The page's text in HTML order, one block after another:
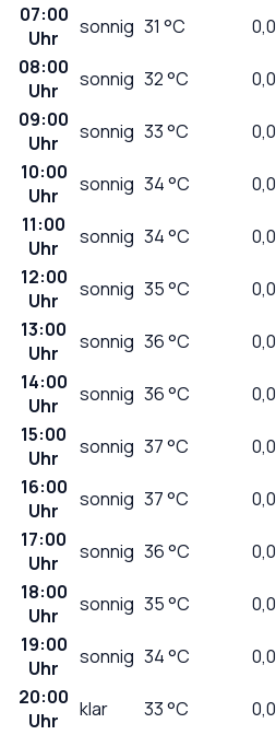
07:00
Uhr
sonnig 31 °C 0,0
08:00
Uhr
sonnig 32°C 0,0
09:00
Uhr
sonnig 33°C 0,0
10:00
Uhr
sonnig 34°C 0,0
11:00
Uhr
sonnig 34°C 0,0
12:00
Uhr
sonnig 35°C 0,0
13:00
Uhr
sonnig 36°C 0,0
14:00
Uhr
sonnig 36°C 0,0
15:00
Uhr
sonnig 37°C 0,0
16:00
Uhr
sonnig 37°C 0,0
17:00
Uhr
sonnig 36°C 0,0
18:00
Uhr
sonnig 35°C 0,0
19:00
Uhr
sonnig 34°C 0,0
20:00
Uhr
klar 33°C 0,0